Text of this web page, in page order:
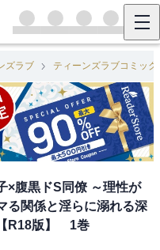
ズラブ ティーンズラブコミック
×腹黒ドS同僚 ～理性が
る関係と淫らに溺れる深
R18版】 1巻